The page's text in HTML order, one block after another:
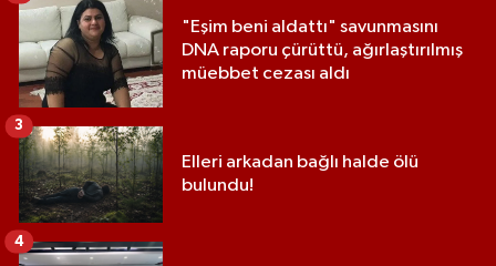
"Eşim beni aldattı" savunmasını
DNA raporu çürüttü, ağırlaştırılmış
müebbet cezası aldı
Elleri arkadan bağlı halde ölü
bulundu!
3
4